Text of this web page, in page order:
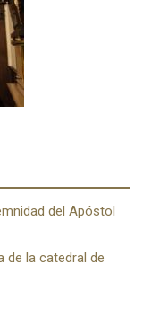
del Apóstol
de la catedral de